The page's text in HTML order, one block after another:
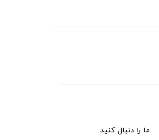
ما را دنبال کنید